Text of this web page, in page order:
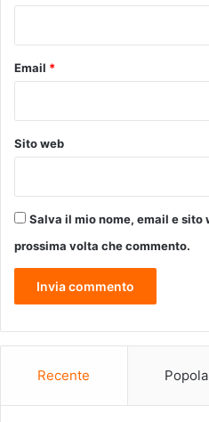
Email *
Sito web
Salva il mio nome, email e sito
prossima volta che commento.
Recente